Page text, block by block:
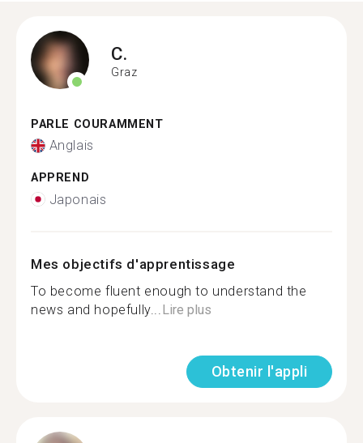
C.
Graz
PARLE COURAMMENT
Anglais
APPREND
Japonais
Mes objectifs d'apprentissage
To become fluent enough to understand the
news and hopefully... Lire plus
Obtenir l'appli